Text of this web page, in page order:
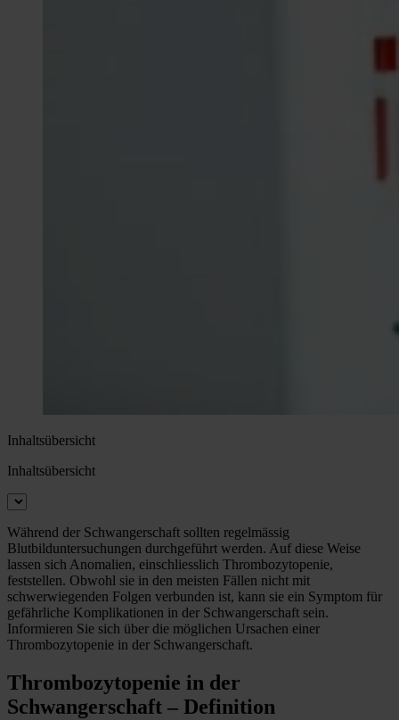
Inhaltsübersicht
Inhaltsübersicht
Während der Schwangerschaft sollten regelmässig
Blutbilduntersuchungen durchgeführt werden. Auf diese Weise
lassen sich Anomalien, einschliesslich Thrombozytopenie,
feststellen. Obwohl sie in den meisten Fällen nicht mit
schwerwiegenden Folgen verbunden ist, kann sie ein Symptom für
gefährliche Komplikationen in der Schwangerschaft sein.
Informieren Sie sich über die möglichen Ursachen einer
Thrombozytopenie in der Schwangerschaft.
Thrombozytopenie in der
Schwangerschaft – Definition